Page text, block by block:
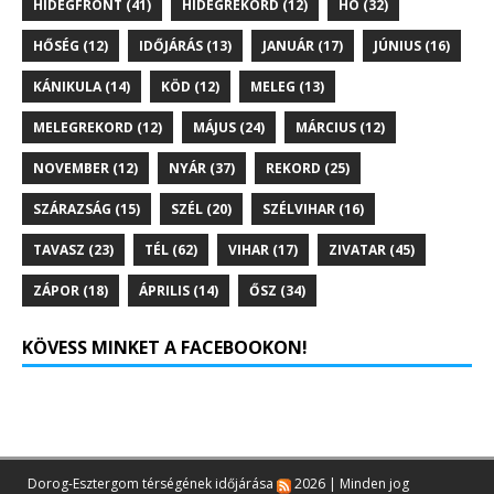
HIDEGFRONT (41) HIDEGREKORD (12) HÓ (32)
HŐSÉG (12) IDŐJÁRÁS (13) JANUÁR (17) JÚNIUS (16)
KÁNIKULA(14) KÖD (12) MELEG (13)
MELEGREKORD (12) MÁJUS (24) MÁRCIUS (12)
NOVEMBER (12) NYÁR (37) REKORD (25)
SZÁRAZSÁG (15) SZÉL (20) SZÉLVIHAR (16)
TAVASZ (23) TÉL (62) VIHAR (17) ZIVATAR (45)
ZÁPOR (18) ÁPRILIS (14) ŐSZ (34)
KÖVESS MINKET A FACEBOOKON!
Dorog-Esztergom térségének időjárása 2026 | Minden jog